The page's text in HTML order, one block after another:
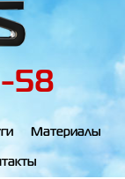
58
Материалы